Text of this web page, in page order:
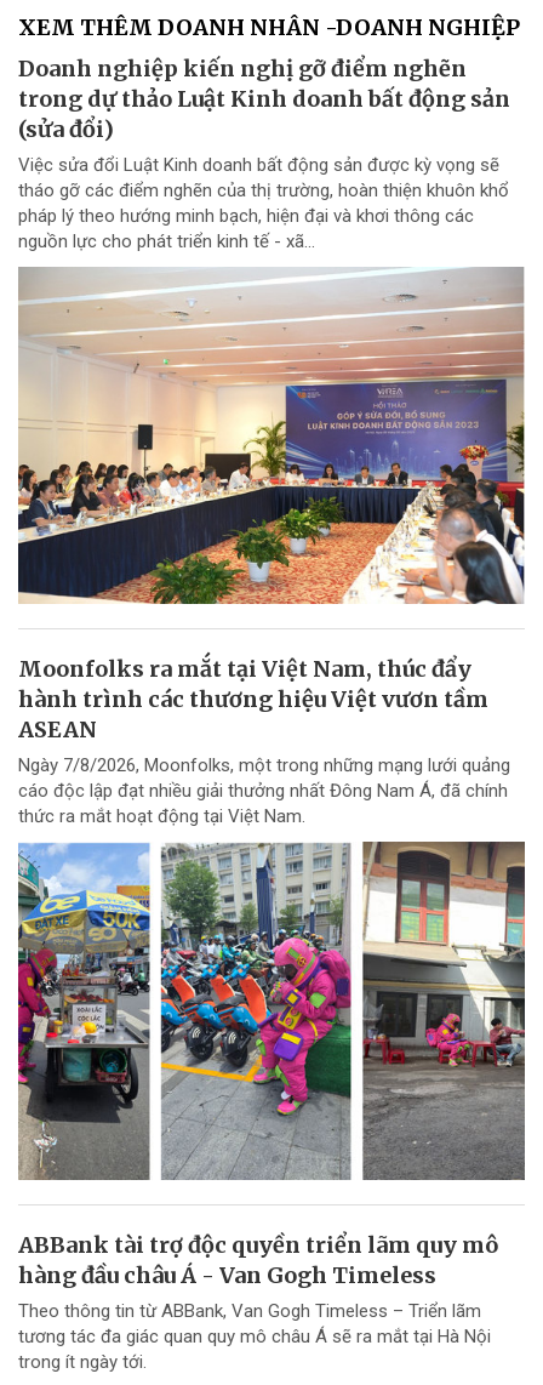
XEM THÊM DOANH NHÂN -DOANH NGHIỆP
Doanh nghiệp kiến nghị gỡ điểm nghẽn
trong dự thảo Luật Kinh doanh bất động sản
(sửa đổi)
Việc sửa đổi Luật Kinh doanh bất động sản được kỳ vọng sẽ
tháo gỡ các điểm nghẽn của thị trường, hoàn thiện khuôn khổ
pháp lý theo hướng minh bạch, hiện đại và khơi thông các
nguồn lực cho phát triển kinh tế - xã...
Moonfolks ra mắt tại Việt Nam, thúc đẩy
hành trình các thương hiệu Việt vươn tầm
ASEAN
Ngày 7/8/2026, Moonfolks, một trong những mạng lưới quảng
cáo độc lập đạt nhiều giải thưởng nhất Đông Nam Á, đã chính
thức ra mắt hoạt động tại Việt Nam.
ABBank tài trợ độc quyền triển lãm quy mô
hàng đầu châu Á - Van Gogh Timeless
Theo thông tin từ ABBank, Van Gogh Timeless – Triển lãm
tương tác đa giác quan quy mô châu Á sẽ ra mắt tại Hà Nội
trong ít ngày tới.